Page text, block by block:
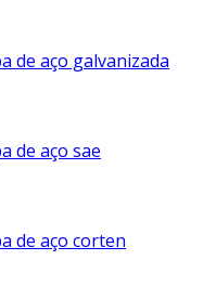
de aço galvanizada
de aço sae
de aço corten